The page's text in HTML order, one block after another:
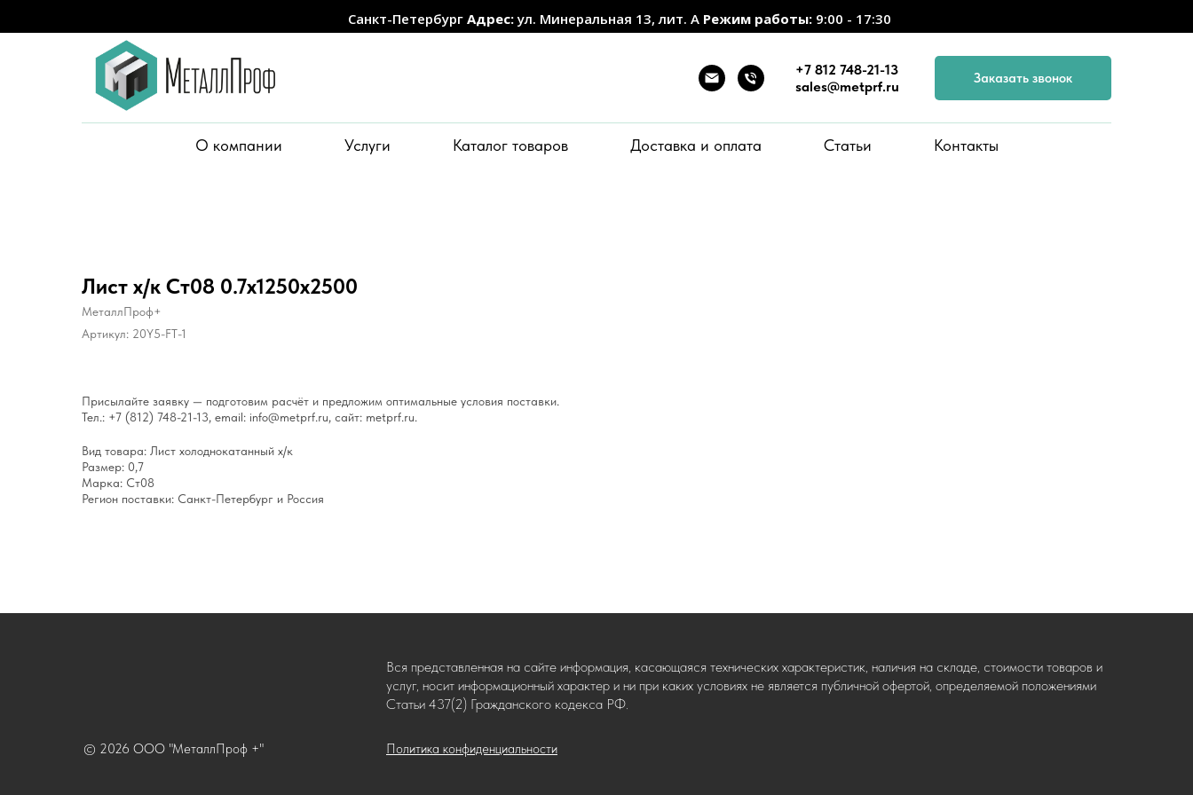
Санкт-Петербург Адрес:ул. Минеральная 13, лит. А Режим работы: 9:00 - 17:30
+7 812 748-21-13
sales@metprf.ru
Заказать звонок
О компании Услуги Каталог товаров Доставка и оплата Статьи Контакты
Лист х/к Ст08 0.7х1250х2500
МеталлПроф+
Артикул: 20Y5-FT-1
Присылайте заявку — подготовим расчёт и предложим оптимальные условия поставки.
Тел.: +7 (812) 748-21-13, email: info@metprf.ru, сайт: metprf.ru.
Вид товара: Лист холоднокатанный х/к
Размер: 0,7
Марка: Ст08
Регион поставки: Санкт-Петербург и Россия
Политика конфиденциальности
© 2026 ООО "МеталлПроф +"
Вся представленная на сайте информация, касающаяся технических характеристик, наличия на складе, стоимости товаров и
услуг, носит информационный характер и ни при каких условиях не является публичной офертой, определяемой положениями
Статьи 437(2) Гражданского кодекса РФ.